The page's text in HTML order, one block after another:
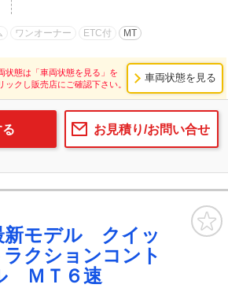
ワンオーナー ETC付 MT
状態は「車両状態を見る」を
ックし販売店にご確認下さい。
車両状態を見る
お見積り/お問い合せ
新モデル クイッ
クションコント
ＭＴ６速